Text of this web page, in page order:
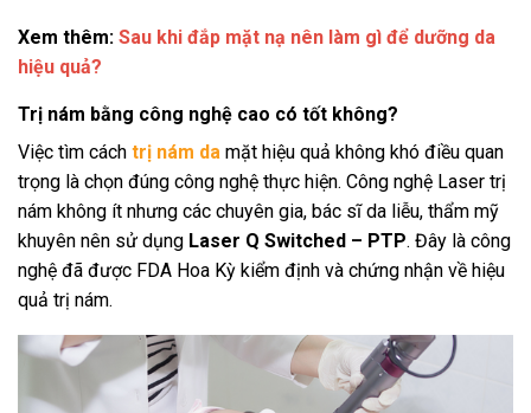
Xem thêm: Sau khi đắp mặt nạ nên làm gì để dưỡng da
hiệu quả?
Trị nám bằng công nghệ cao có tốt không?
Việc tìm cách trị nám da mặt hiệu quả không khó điều quan
trọng là chọn đúng công nghệ thực hiện. Công nghệ Laser trị
nám không ít nhưng các chuyên gia, bác sĩ da liễu, thẩm mỹ
khuyên nên sử dụng Laser Q Switched – PTP. Đây là công
nghệ đã được FDA Hoa Kỳ kiểm định và chứng nhận về hiệu
quả trị nám.